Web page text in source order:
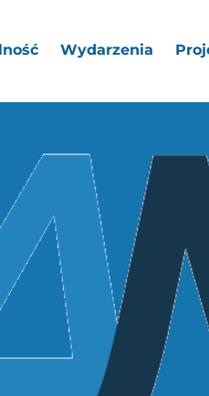
Wydarzenia